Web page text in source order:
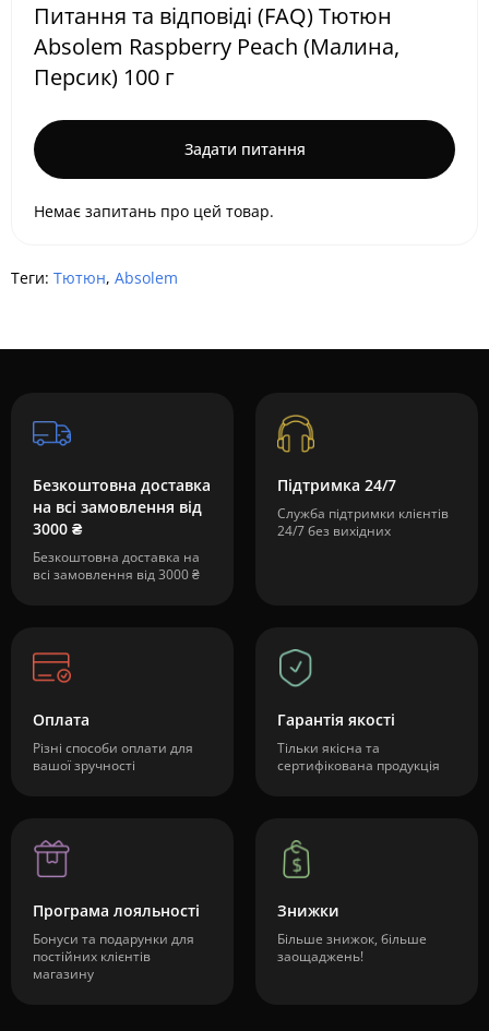
Питання та відповіді (FAQ) Тютюн
Absolem Raspberry Peach (Малина,
Персик) 100 г
Задати питання
Немає запитань про цей товар.
Теги: Тютюн, Absolem
Безкоштовна доставка
на всі замовлення від
3000 ₴
Безкоштовна доставка на
всі замовлення від 3000 ₴
Підтримка 24/7
Служба підтримки клієнтів
24/7 без вихідних
Оплата
Різні способи оплати для
вашої зручності
Гарантія якості
Тільки якісна та
сертифікована продукція
Програма лояльності
Бонуси та подарунки для
постійних клієнтів
магазину
Знижки
Більше знижок, більше
заощаджень!